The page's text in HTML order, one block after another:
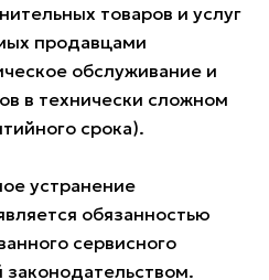
товаров и услуг
продавцами
обслуживание и
в технически сложном
срока).
устранение
обязанностью
сервисного